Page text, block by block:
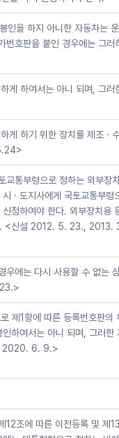
인을 하지 아니한 자동차는
번호판을 붙인 경우에는 그러
게 하여서는 아니 되며, 그러
게 하기 위한 장치를 제조ㆍ
통부령으로 정하는 외부장
ㆍ도지사에게 국토교통부령
청하여야 한다. 외부장치용
. <신설 2012. 5. 23., 2013.
에는 다시 사용할 수 없는
제1항에 따른 등록번호판의
하여서는 아니 되며, 그러한
2020. 6. 9.>
12조에 따른 이전등록 및 제